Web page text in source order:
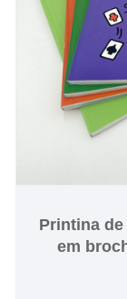
Printina
em